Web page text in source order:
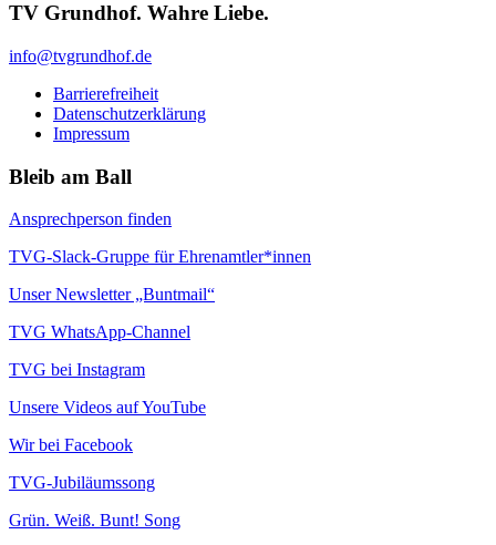
TV Grundhof. Wahre Liebe.
info@tvgrundhof.de
Barrierefreiheit
Datenschutzerklärung
Impressum
Bleib am Ball
Ansprechperson finden
TVG-Slack-Gruppe für Ehrenamtler*innen
Unser Newsletter „Buntmail“
TVG WhatsApp-Channel
TVG bei Instagram
Unsere Videos auf YouTube
Wir bei Facebook
TVG-Jubiläumssong
Grün. Weiß. Bunt! Song